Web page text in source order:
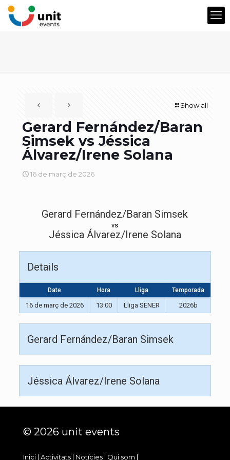
Show all
Gerard Fernández/Baran
Simsek vs Jéssica
Álvarez/Irene Solana
16 de març de 2026
Gerard Fernández/Baran Simsek
vs
Jéssica Álvarez/Irene Solana
Details
Date Hora Lliga Temporada
16 de març de 2026 13:00 Lliga SENER 2026b
Gerard Fernández/Baran Simsek
Jéssica Álvarez/Irene Solana
© 2026 unit events
Inici | Activitats | Notícies | Qui som |